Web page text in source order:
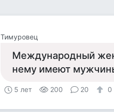
Тимуровец
Международный
нему имеют
5 лет 200 20 0